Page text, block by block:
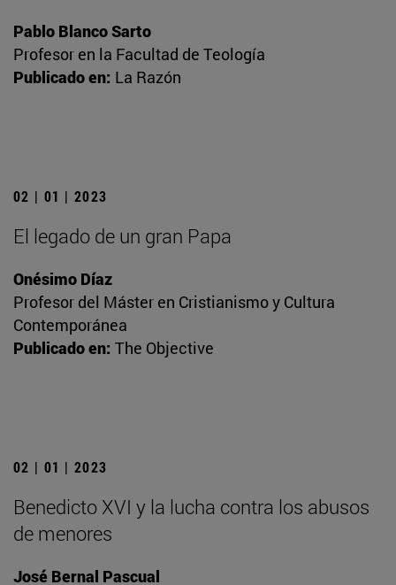
Pablo Blanco Sarto
Profesor en la Facultad de Teología
Publicado en: La Razón
02 | 01 | 2023
El legado de un gran Papa
Onésimo Díaz
Profesor del Máster en Cristianismo y Cultura
Contemporánea
Publicado en: The Objective
02 | 01 | 2023
Benedicto XVI y la lucha contra los abusos
de menores
José Bernal Pascual